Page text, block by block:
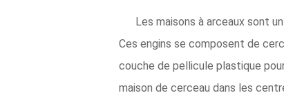
Les maisons à arceaux sont
Ces engins se composent de
couche de pellicule plastique
maison de cerceau dans les